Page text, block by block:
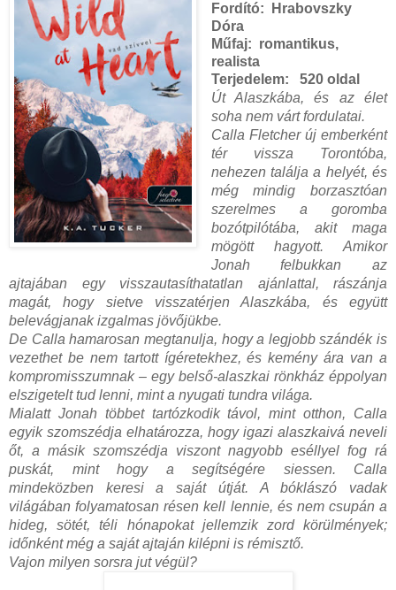
Fordító:
Hrabovszky
Dóra
Műfaj: romantikus,
realista
Terjedelem: 520 oldal
Út ​Alaszkába, és az élet
soha nem várt fordulatai.
Calla Fletcher új emberként
tér vissza Torontóba,
nehezen találja a helyét, és
még mindig borzasztóan
szerelmes a goromba
bozótpilótába, akit maga
mögött hagyott. Amikor
Jonah felbukkan az
ajtajában egy visszautasíthatatlan ajánlattal, rászánja
magát, hogy sietve visszatérjen Alaszkába, és együtt
belevágjanak izgalmas jövőjükbe.
De Calla hamarosan megtanulja, hogy a legjobb szándék is
vezethet be nem tartott ígéretekhez, és kemény ára van a
kompromisszumnak – egy belső-alaszkai rönkház éppolyan
elszigetelt tud lenni, mint a nyugati tundra világa.
Mialatt Jonah többet tartózkodik távol, mint otthon, Calla
egyik szomszédja elhatározza, hogy igazi alaszkaivá neveli
őt, a másik szomszédja viszont nagyobb eséllyel fog rá
puskát, mint hogy a segítségére siessen. Calla
mindeközben keresi a saját útját. A bóklászó vadak
világában folyamatosan résen kell lennie, és nem csupán a
hideg, sötét, téli hónapokat jellemzik zord körülmények;
időnként még a saját ajtaján kilépni is rémisztő.
Vajon milyen sorsra jut végül?